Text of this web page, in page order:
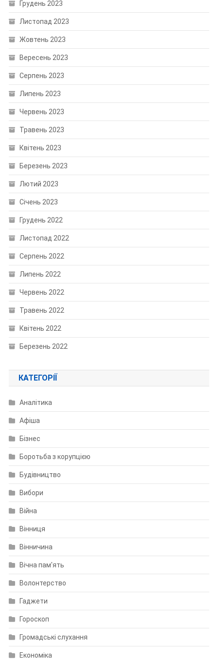
Грудень 2023
Листопад 2023
Жовтень 2023
Вересень 2023
Серпень 2023
Липень 2023
Червень 2023
Травень 2023
Квітень 2023
Березень 2023
Лютий 2023
Січень 2023
Грудень 2022
Листопад 2022
Серпень 2022
Липень 2022
Червень 2022
Травень 2022
Квітень 2022
Березень 2022
КАТЕГОРІЇ
Аналітика
Афіша
Бізнес
Боротьба з корупцією
Будівництво
Вибори
Війна
Вінниця
Вінничина
Вічна пам'ять
Волонтерство
Гаджети
Гороскоп
Громадські слухання
Економіка